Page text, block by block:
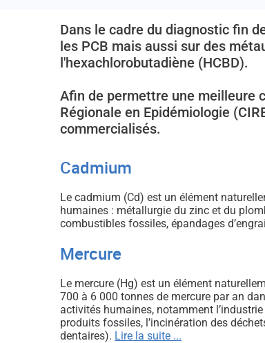
Dans le cadre du diagnostic fin
les PCB mais aussi sur des
l'hexachlorobutadiène (HCBD).
Afin de permettre une meilleure
Régionale en Epidémiologie
commercialisés.
Cadmium
Le cadmium (Cd) est un élément
humaines : métallurgie du zinc et du
combustibles fossiles, épandages
Mercure
Le mercure (Hg) est un élément
700 à 6 000 tonnes de mercure par an
activités humaines, notamment
produits fossiles, l’incinération des
dentaires). Lire la suite ...